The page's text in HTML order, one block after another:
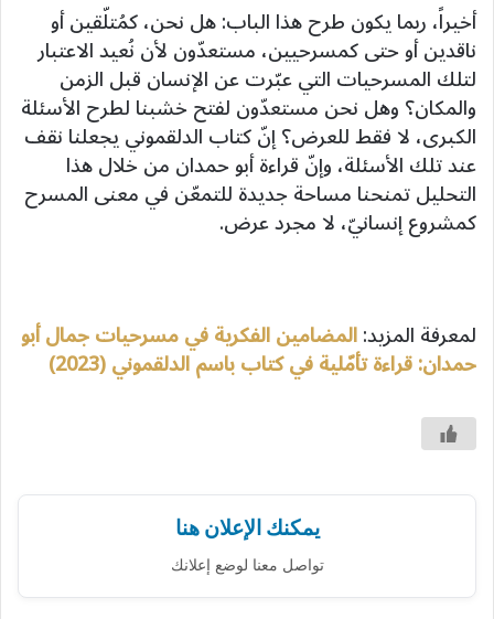
أخيراً، ربما يكون طرح هذا الباب: هل نحن، كمُتلّقين أو
ناقدين أو حتى كمسرحيين، مستعدّون لأن نُعيد الاعتبار
لتلك المسرحيات التي عبّرت عن الإنسان قبل الزمن
والمكان؟ وهل نحن مستعدّون لفتح خشبنا لطرح الأسئلة
الكبرى، لا فقط للعرض؟ إنّ كتاب الدلقموني يجعلنا نقف
عند تلك الأسئلة، وإنّ قراءة أبو حمدان من خلال هذا
التحليل تمنحنا مساحة جديدة للتمعّن في معنى المسرح
كمشروع إنسانيّ، لا مجرد عرض.
لمعرفة المزيد:المضامين الفكرية في مسرحيات جمال أبو
حمدان: قراءة تأمّلية في كتاب باسم الدلقموني (2023)
يمكنك الإعلان هنا
تواصل معنا لوضع إعلانك